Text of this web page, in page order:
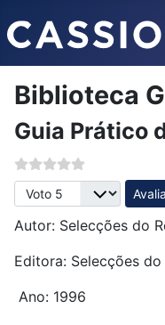
Biblioteca
Guia Prático
Avalie, por favor
Autor: Selecções do
Editora: Selecções do
Ano: 1996